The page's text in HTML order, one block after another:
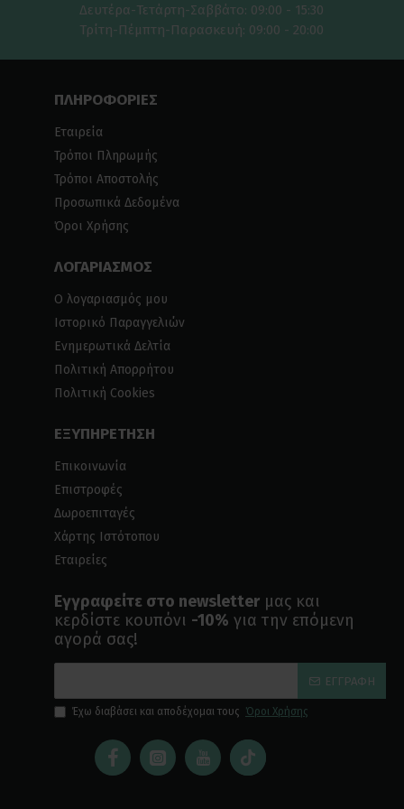
Δευτέρα-Τετάρτη-Σαββάτο: 09:00 - 15:30
Τρίτη-Πέμπτη-Παρασκευή: 09:00 - 20:00
ΠΛΗΡΟΦΟΡΙΕΣ
Εταιρεία
Τρόποι Πληρωμής
Τρόποι Αποστολής
Προσωπικά Δεδομένα
Όροι Χρήσης
ΛΟΓΑΡΙΑΣΜΟΣ
Ο λογαριασμός μου
Ιστορικό Παραγγελιών
Ενημερωτικά Δελτία
Πολιτική Απορρήτου
Πολιτική Cookies
ΕΞΥΠΗΡΕΤΗΣΗ
Επικοινωνία
Επιστροφές
Δωροεπιταγές
Χάρτης Ιστότοπου
Εταιρείες
Εγγραφείτε στο newsletter μας και
κερδίστε κουπόνι -10% για την επόμενη
αγορά σας!
ΕΓΓΡΑΦΉ
Έχω διαβάσει και αποδέχομαι τους Όροι Χρήσης